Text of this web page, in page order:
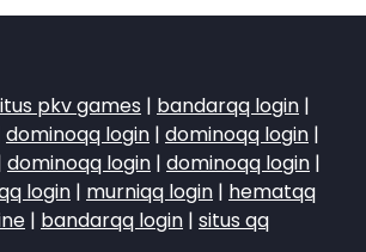
pkv games | bandarqq login |
dominoqq login | dominoqq login |
dominoqq login | dominoqq login |
login | murniqq login | hematqq
| bandarqq login | situs qq